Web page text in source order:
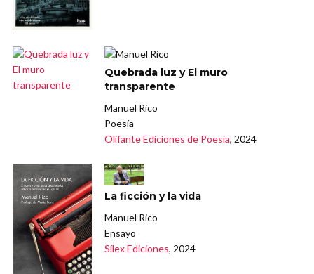
Quebrada luz y El muro
transparente
Manuel Rico
Poesía
Olifante Ediciones de Poesía, 2024
La ficción y la vida
Manuel Rico
Ensayo
Sílex Ediciones, 2024